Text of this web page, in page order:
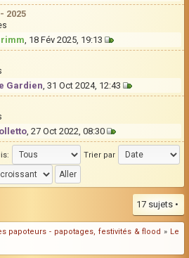
2025
, 18 Fév 2025, 19:13
Gardien, 31 Oct 2024, 12:43
, 27 Oct 2022, 08:30
Trier par
17 sujets •
papoteurs - papotages, festivités & flood » Le